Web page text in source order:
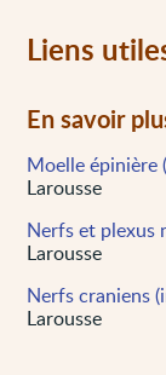
Liens
En savoir
Moelle épinière
Larousse
Nerfs et plexus
Larousse
Nerfs craniens
Larousse